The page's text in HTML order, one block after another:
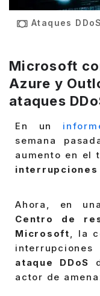
Ataques
Microsoft
Azure y
ataques
En un
semana
aumento en el
interrupciones
Ahora, en
Centro de
Microsoft, la
ataque DDoS
actor de